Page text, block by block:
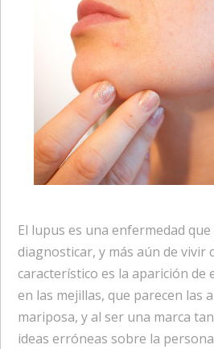
El lupus es una enfermedad
diagnosticar, y más aún de vivir
característico es la aparición de
en las mejillas, que parecen las
mariposa, y al ser una marca
ideas erróneas sobre la